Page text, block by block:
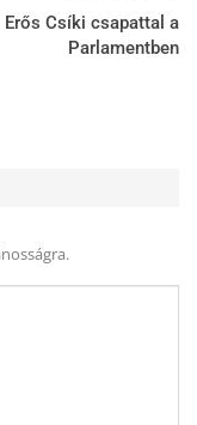
Erős Csíki csapattal a
Parlamentben